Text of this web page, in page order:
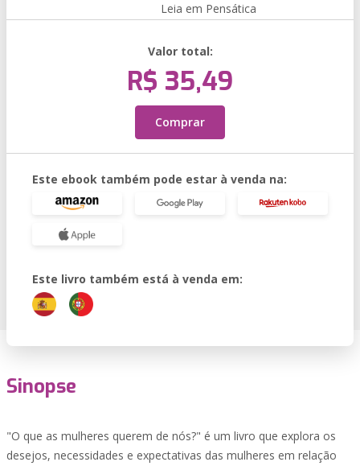
Leia em Pensática
Valor total:
R$ 35,49
Comprar
Este ebook também pode estar à venda na:
Este livro também está à venda em:
Sinopse
"O que as mulheres querem de nós?" é um livro que explora os
desejos, necessidades e expectativas das mulheres em relação